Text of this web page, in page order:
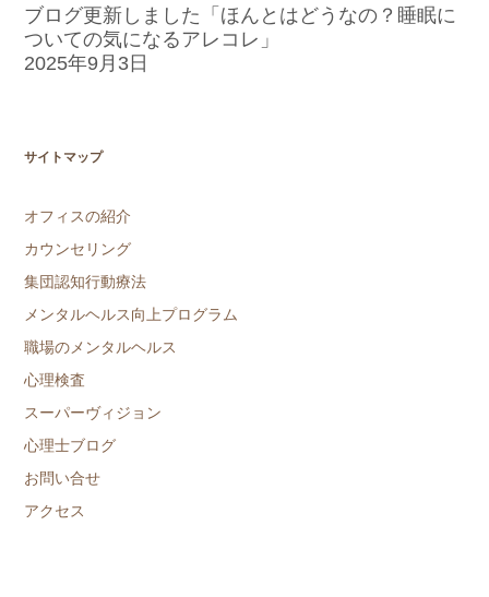
ブログ更新しました「ほんとはどうなの？睡眠に
ついての気になるアレコレ」
2025年9月3日
サイトマップ
オフィスの紹介
カウンセリング
集団認知行動療法
メンタルヘルス向上プログラム
職場のメンタルヘルス
心理検査
スーパーヴィジョン
心理士ブログ
お問い合せ
アクセス